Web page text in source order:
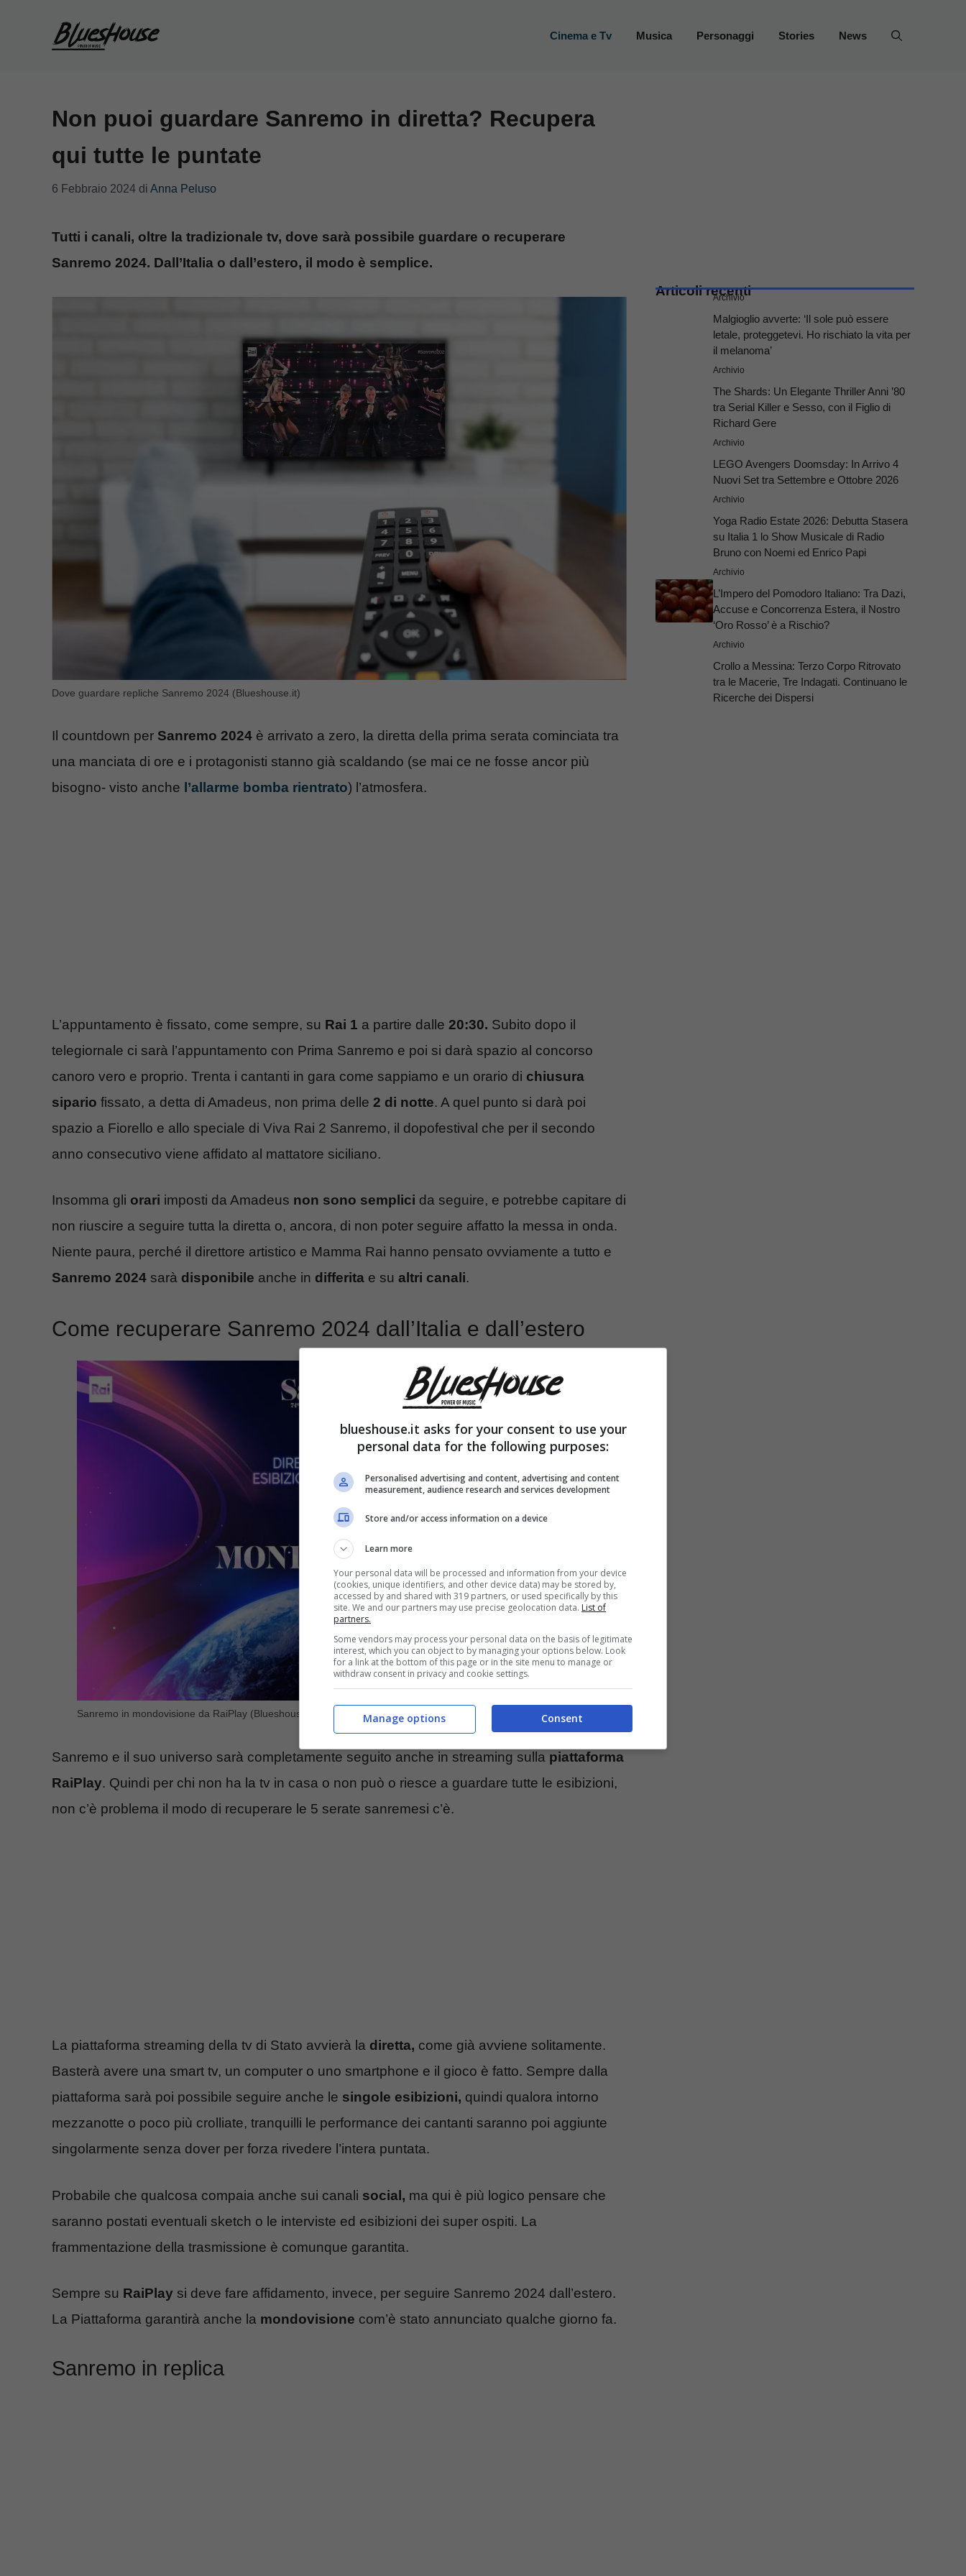
Cinema e Tv Musica Personaggi Stories News
Non puoi guardare Sanremo in diretta? Recupera
qui tutte le puntate
6 Febbraio 2024 di Anna Peluso
Tutti i canali, oltre la tradizionale tv, dove sarà possibile guardare o recuperare
Sanremo 2024. Dall’Italia o dall’estero, il modo è semplice.
Dove guardare repliche Sanremo 2024 (Blueshouse.it)
Il countdown per Sanremo 2024 è arrivato a zero, la diretta della prima serata cominciata tra
una manciata di ore e i protagonisti stanno già scaldando (se mai ce ne fosse ancor più
bisogno- visto anche l’allarme bomba rientrato) l’atmosfera.
L’appuntamento è fissato, come sempre, su Rai 1 a partire dalle 20:30. Subito dopo il
telegiornale ci sarà l’appuntamento con Prima Sanremo e poi si darà spazio al concorso
canoro vero e proprio. Trenta i cantanti in gara come sappiamo e un orario di chiusura
sipario fissato, a detta di Amadeus, non prima delle 2 di notte. A quel punto si darà poi
spazio a Fiorello e allo speciale di Viva Rai 2 Sanremo, il dopofestival che per il secondo
anno consecutivo viene affidato al mattatore siciliano.
Insomma gli orari imposti da Amadeus non sono semplici da seguire, e potrebbe capitare di
non riuscire a seguire tutta la diretta o, ancora, di non poter seguire affatto la messa in onda.
Niente paura, perché il direttore artistico e Mamma Rai hanno pensato ovviamente a tutto e
Sanremo 2024 sarà disponibile anche in differita e su altri canali.
Come recuperare Sanremo 2024 dall’Italia e dall’estero
Sanremo in mondovisione da RaiPlay (Blueshouse.it)
Sanremo e il suo universo sarà completamente seguito anche in streaming sulla piattaforma
RaiPlay. Quindi per chi non ha la tv in casa o non può o riesce a guardare tutte le esibizioni,
non c’è problema il modo di recuperare le 5 serate sanremesi c’è.
La piattaforma streaming della tv di Stato avvierà la diretta, come già avviene solitamente.
Basterà avere una smart tv, un computer o uno smartphone e il gioco è fatto. Sempre dalla
piattaforma sarà poi possibile seguire anche le singole esibizioni, quindi qualora intorno
mezzanotte o poco più crolliate, tranquilli le performance dei cantanti saranno poi aggiunte
singolarmente senza dover per forza rivedere l’intera puntata.
Probabile che qualcosa compaia anche sui canali social, ma qui è più logico pensare che
saranno postati eventuali sketch o le interviste ed esibizioni dei super ospiti. La
frammentazione della trasmissione è comunque garantita.
Sempre su RaiPlay si deve fare affidamento, invece, per seguire Sanremo 2024 dall’estero.
La Piattaforma garantirà anche la mondovisione com’è stato annunciato qualche giorno fa.
Sanremo in replica
Articoli recenti
Archivio
Malgioglio avverte: ‘Il sole può essere
letale, proteggetevi. Ho rischiato la vita per
il melanoma’
Archivio
The Shards: Un Elegante Thriller Anni ’80
tra Serial Killer e Sesso, con il Figlio di
Richard Gere
Archivio
LEGO Avengers Doomsday: In Arrivo 4
Nuovi Set tra Settembre e Ottobre 2026
Archivio
Yoga Radio Estate 2026: Debutta Stasera
su Italia 1 lo Show Musicale di Radio
Bruno con Noemi ed Enrico Papi
Archivio
L’Impero del Pomodoro Italiano: Tra Dazi,
Accuse e Concorrenza Estera, il Nostro
‘Oro Rosso’ è a Rischio?
Archivio
Crollo a Messina: Terzo Corpo Ritrovato
tra le Macerie, Tre Indagati. Continuano le
Ricerche dei Dispersi
blueshouse.it asks for your consent to use your
personal data for the following purposes:
Personalised advertising and content, advertising and content
measurement, audience research and services development
Store and/or access information on a device
Learn more
Your personal data will be processed and information from your device
(cookies, unique identifiers, and other device data) may be stored by,
accessed by and shared with 319 partners, or used specifically by this
site. We and our partners may use precise geolocation data. List of
partners.
Some vendors may process your personal data on the basis of legitimate
interest, which you can object to by managing your options below. Look
for a link at the bottom of this page or in the site menu to manage or
withdraw consent in privacy and cookie settings.
Consent
Manage options